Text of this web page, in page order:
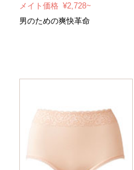
メイト価格 ¥2,728~
男のための爽快革命